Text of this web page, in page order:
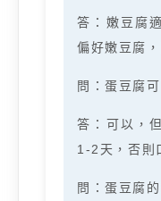
答：嫩豆腐
偏好嫩豆腐
問：蛋豆腐
答：可以，
1-2天，否則
問：蛋豆腐